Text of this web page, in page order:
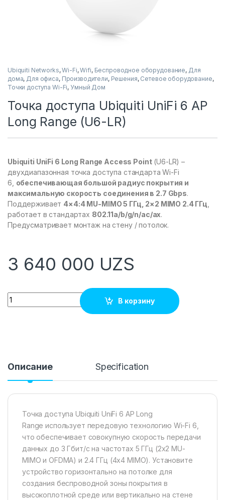
Ubiquiti Networks,Wi-Fi,Wifi, Беспроводное оборудование, Для
дома, Для офиса, Производители, Решения, Сетевое оборудование,
Точки доступа Wi-Fi, Умный Дом
Toчка доступа Ubiquiti UniFi 6 AP
Long Range (U6-LR)
Ubiquiti UniFi 6 Long Range Access Point(U6-LR) –
двухдиапазонная точка доступа стандарта Wi-Fi
6, обеспечивающая большой радиус покрытия и
максимальную скорость соединения в 2.7 Gbps.
Поддерживает 4×4:4 MU-MIMO 5 ГГц, 2×2 MIMO 2.4 ГГц
работает в стандартах 802.11a/b/g/n/ac/ax.
Предусматривает монтаж на стену / потолок.
3 640 000 UZS
Quantity
В корзину
Описание Specification
Точка доступа Ubiquiti UniFi 6 AP Long
Range использует передовую технологию Wi-Fi 6,
что обеспечивает совокупную скорость передачи
данных до 3 Гбит/с на частотах 5 ГГц (2х2 MU-
MIMO и OFDMA) и 2.4 ГГц (4х4 MIMO). Установите
устройство горизонтально на потолке для
создания беспроводной зоны покрытия в
высокоплотной среде или вертикально на стене